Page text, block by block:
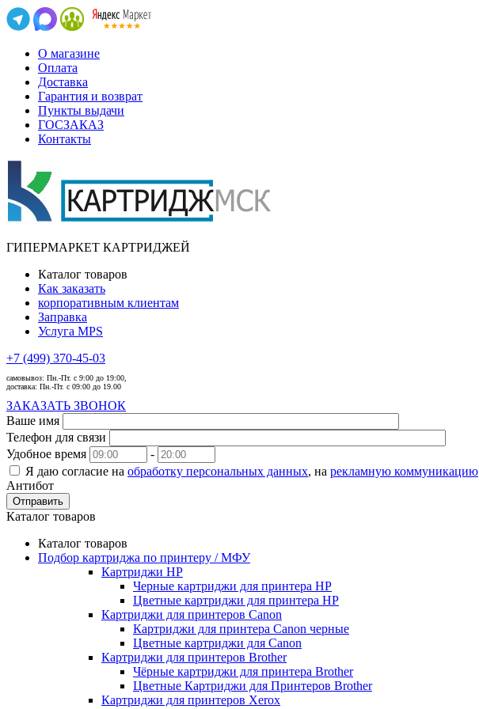
О магазине
Оплата
Доставка
Гарантия и возврат
Пункты выдачи
ГОСЗАКАЗ
Контакты
ГИПЕРМАРКЕТ КАРТРИДЖЕЙ
Каталог товаров
Как заказать
корпоративным клиентам
Заправка
Услуга MPS
+7 (499) 370-45-03
самовывоз: Пн.-Пт. с 9:00 до 19:00,
доставка: Пн.-Пт. с 09:00 до 19.00
ЗАКАЗАТЬ ЗВОНОК
Ваше имя
Телефон для связи
Удобное время
-
Я даю согласие на обработку персональных данных, на рекламную коммуникацию
Антибот
Отправить
Каталог товаров
Каталог товаров
Подбор картриджа по принтеру / МФУ
Картриджи HP
Черные картриджи для принтера HP
Цветные картриджи для принтера HP
Картриджи для принтеров Сanon
Картриджи для принтера Сanon черные
Цветные картриджи для Сanon
Картриджи для принтеров Brother
Чёрные картриджи для принтера Brother
Цветные Картриджи для Принтеров Brother
Картриджи для принтеров Xerox